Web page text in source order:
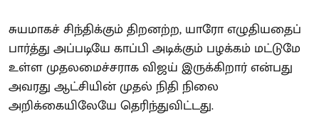
சுயமாகச் சிந்திக்கும் திறனற்ற, யாரோ எழுதியதைப்
பார்த்து அப்படியே காப்பி அடிக்கும் பழக்கம் மட்டுமே
உள்ள முதலமைச்சராக விஜய் இருக்கிறார் என்பது
அவரது ஆட்சியின் முதல் நிதி நிலை
அறிக்கையிலேயே தெரிந்துவிட்டது.